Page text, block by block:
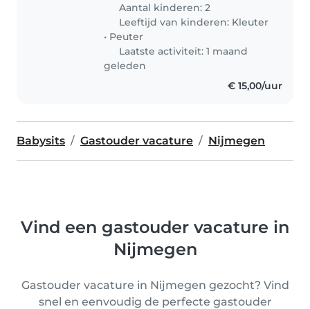
Aantal kinderen: 2
Leeftijd van kinderen: Kleuter
• Peuter
Laatste activiteit: 1 maand
geleden
€ 15,00/uur
Babysits Gastouder vacature Nijmegen
Vind een gastouder vacature in
Nijmegen
Gastouder vacature in Nijmegen gezocht? Vind
snel en eenvoudig de perfecte gastouder